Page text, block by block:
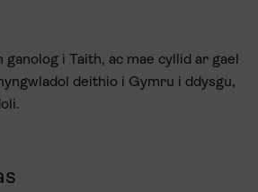
ganolog i Taith, ac mae cyllid ar gael
deithio i Gymru i ddysgu,